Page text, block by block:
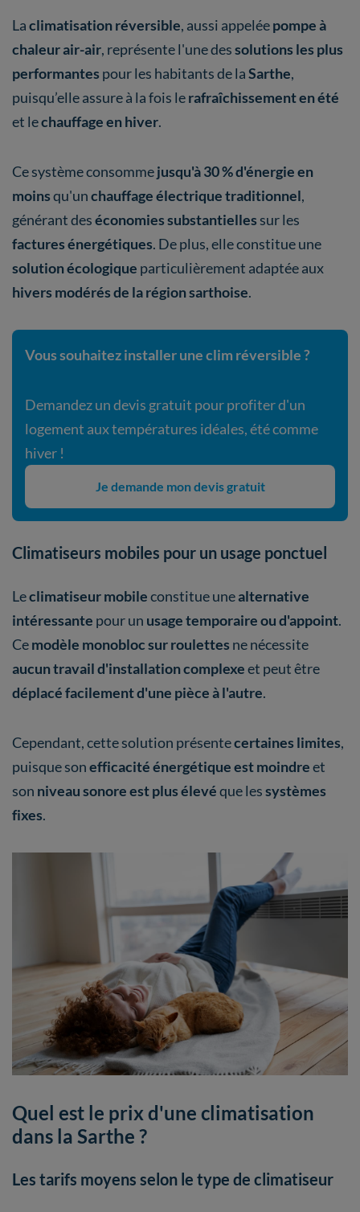
Laclimatisation réversible, aussi appeléepompe à
chaleur air-air, représente l'une dessolutions les plus
performantes pour les habitants de laSarthe,
puisqu’elle assure à la fois lerafraîchissement en été
et lechauffage en hiver.
Ce système consommejusqu'à 30 % d'énergie en
moinsqu'unchauffage électrique traditionnel,
générant deséconomies substantielles sur les
factures énergétiques. De plus, elle constitue une
solution écologique particulièrement adaptée aux
hivers modérés de la région sarthoise.
Vous souhaitez installer une clim réversible ?
Demandez un devis gratuit pour profiter d'un
logement aux températures idéales, été comme
hiver !
Je demande mon devis gratuit
Climatiseurs mobiles pour un usage ponctuel
Leclimatiseur mobileconstitue unealternative
intéressante pour un usage temporaire ou d'appoint.
Cemodèle monobloc sur roulettes ne nécessite
aucun travail d'installationcomplexeet peut être
déplacé facilement d'une pièce à l'autre.
Cependant, cette solution présentecertaines limites,
puisque sonefficacité énergétique est moindreet
son niveau sonore est plus élevéque lessystèmes
fixes.
Quel est le prix d'une climatisation
dans la Sarthe ?
Les tarifs moyens selon le type de climatiseur